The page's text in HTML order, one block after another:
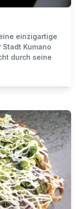
einzigartige
Kumano
durch seine